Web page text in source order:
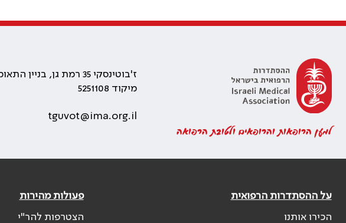
למען הרופאות והרופאים ולטובת הרפואה
ז'בוטינסקי 35 רמת גן, בניין התאומים 2
מיקוד 5251108
tguvot@ima.org.il
על ההסתדרות הרפואית
הכירו אותנו
פעולות מהירות
הצטרפות להר"י